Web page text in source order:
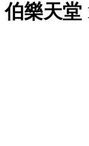
伯樂天堂